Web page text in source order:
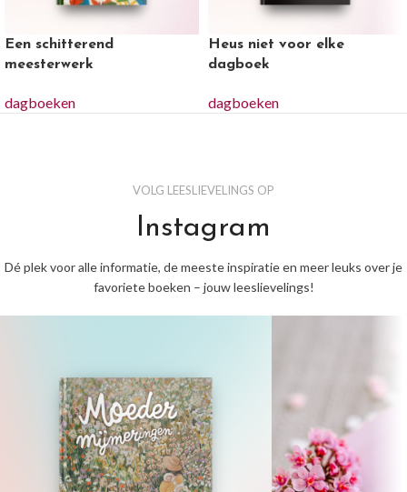
Een schitterend
meesterwerk
dagboeken
Heus niet voor elke
dagboek
dagboeken
VOLG LEESLIEVELINGS OP
Instagram
Dé plek voor alle informatie, de meeste inspiratie en meer leuks over je
favoriete boeken – jouw leeslievelings!